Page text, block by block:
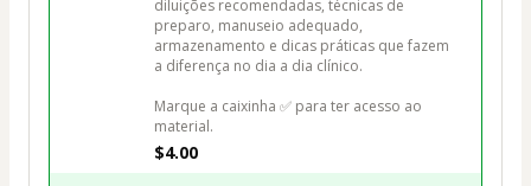
diluições recomendadas, técnicas de
preparo, manuseio adequado,
armazenamento e dicas práticas que fazem
a diferença no dia a dia clínico.
Marque a caixinha ✅ para ter acesso ao
material.
$4.00